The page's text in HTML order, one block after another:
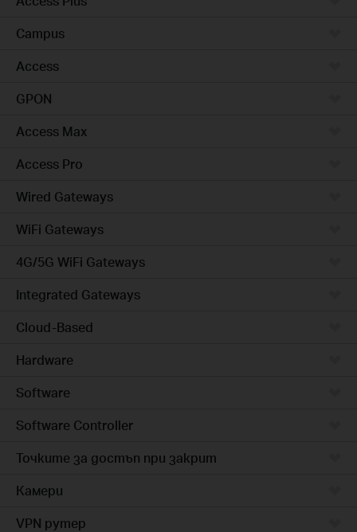
Campus
Access
GPON
Access Max
Access Pro
Wired Gateways
WiFi Gateways
4G/5G WiFi Gateways
Integrated Gateways
Cloud-Based
Hardware
Software
Software Controller
Точките за достъп при закрит
Камери
VPN рутер